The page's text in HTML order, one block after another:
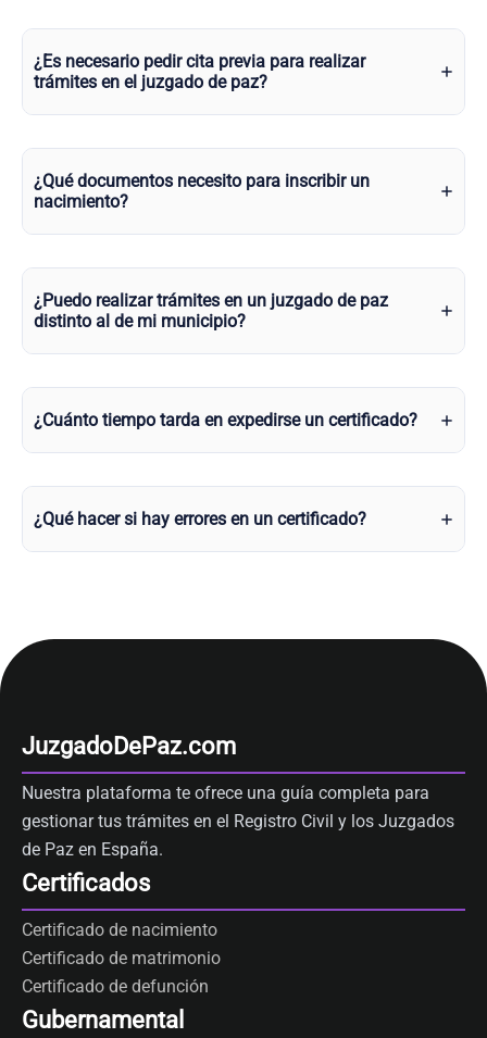
¿Es necesario pedir cita previa para realizar
trámites en el juzgado de paz?
¿Qué documentos necesito para inscribir un
nacimiento?
¿Puedo realizar trámites en un juzgado de paz
distinto al de mi municipio?
¿Cuánto tiempo tarda en expedirse un certificado?
¿Qué hacer si hay errores en un certificado?
JuzgadoDePaz.com
Nuestra plataforma te ofrece una guía completa para
gestionar tus trámites en el Registro Civil y los Juzgados
de Paz en España.
Certificados
Certificado de nacimiento
Certificado de matrimonio
Certificado de defunción
Gubernamental